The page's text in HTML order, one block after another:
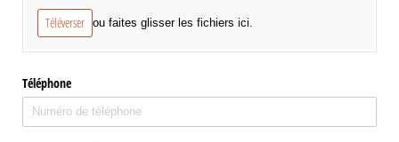
Téléverser ou faites glisser les fichiers ici.
Téléphone